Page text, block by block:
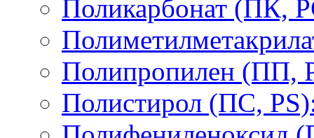
Поликарбонат (ПК,
Полипропилен (ПП,
Полистирол (ПС,